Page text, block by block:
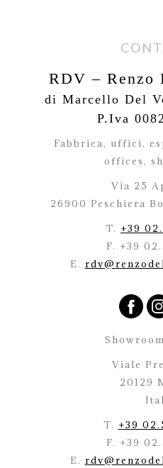
RDV – Renzo
di Marcello Del
P.Iva
Fabbrica, uffici,
offices,
Via 25
26900 Peschiera
T. +39
F. +39
E.
Viale
20129
T. +39
F. +39
E.